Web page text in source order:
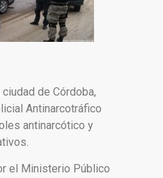
de Córdoba,
Antinarcotráfico
antinarcótico y
el Ministerio Público